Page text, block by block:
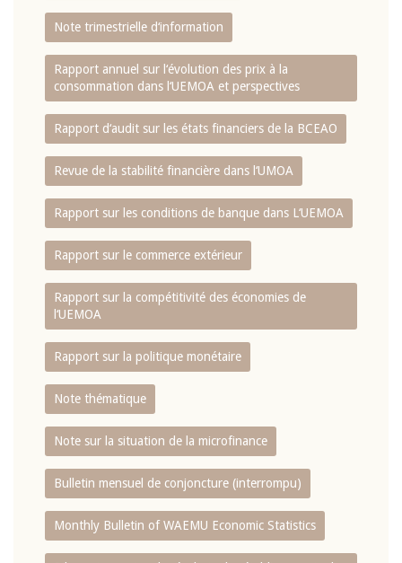
Note trimestrielle d‘information
Rapport annuel sur l‘évolution des prix à la
consommation dans l‘UEMOA et perspectives
Rapport d‘audit sur les états financiers de la BCEAO
Revue de la stabilité financière dans l‘UMOA
Rapport sur les conditions de banque dans L‘UEMOA
Rapport sur le commerce extérieur
Rapport sur la compétitivité des économies de
l‘UEMOA
Rapport sur la politique monétaire
Note thématique
Note sur la situation de la microfinance
Bulletin mensuel de conjoncture (interrompu)
Monthly Bulletin of WAEMU Economic Statistics